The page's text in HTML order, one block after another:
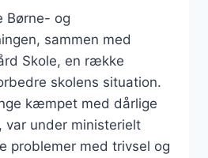
Børne- og
sammen med
Skole, en række
skolens situation.
kæmpet med dårlige
var under ministerielt
problemer med trivsel og